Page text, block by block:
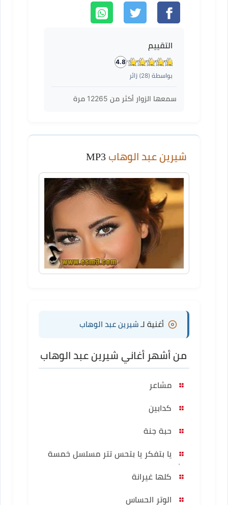
التقييم
4.8
بواسطة (28) زائر
سمعها الزوار أكثر من 12265 مرة
شيرين عبد الوهاب
أغنية لـ شيرين عبد الوهاب
من أشهر أغاني شيرين عبد الوهاب
مشاعر
كدابين
حبة جنة
يا بتفكر يا بتحس تتر مسلسل خمسة
ونص
كلها غيرانة
الوتر الحساس